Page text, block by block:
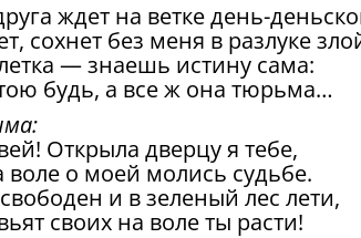
ждет на ветке день-
сохнет без меня в разлуке
— знаешь истину сама:
будь, а все ж она тюрьма…
Открыла дверцу я тебе,
воле о моей молись судьбе.
и в зеленый лес лети,
своих на воле ты расти!